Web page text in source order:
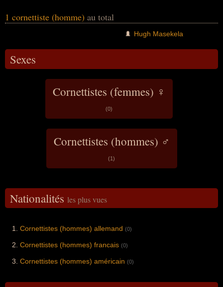
permanent contre l'apartheid et l'oppression.
1 cornettiste (homme) au total
Hugh Masekela
Sexes
Cornettistes (femmes) ♀
(0)
Cornettistes (hommes) ♂
(1)
Nationalités les plus vues
Cornettistes (hommes) allemand (0)
Cornettistes (hommes) francais (0)
Cornettistes (hommes) américain (0)